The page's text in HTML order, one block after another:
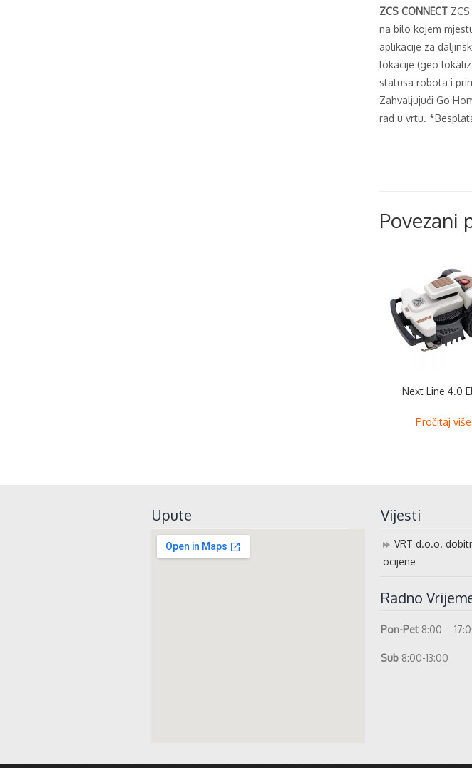
ZCS CONNECT
na bilo kojem
aplikacije za
lokacije (geo
statusa robota i
Zahvaljujući Go
rad u vrtu.
Povezani
Next Line 4.0
Pročitaj više
Upute Vijesti
VRT d.o.o.
ocijene
Radno
Pon-Pet 8:00 –
Sub 8:00-13:00